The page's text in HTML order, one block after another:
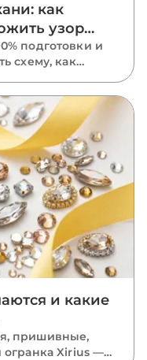
как
узор
подготовки и
схему, как
порядке
нужно
и какие
пришивные,
огранка Xirius —